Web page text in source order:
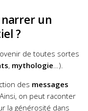
un
?
de toutes sortes
, mythologie…).
des messages
on peut raconter
la générosité dans